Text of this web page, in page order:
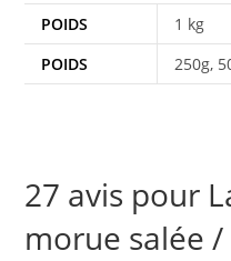
POIDS
1 kg
POIDS
250g,
27 avis pour
morue salée /